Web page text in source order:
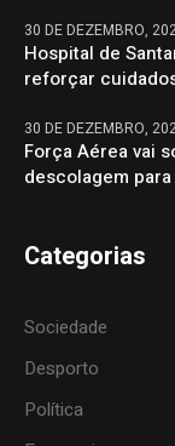
30 DE DEZEMBRO,
Hospital de
reforçar
30 DE DEZEMBRO,
Força Aérea vai
descolagem para
Categorias
Sociedade
Desporto
Política